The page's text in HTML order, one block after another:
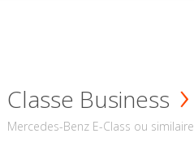
Classe Business
Mercedes-Benz E-Class ou similaire